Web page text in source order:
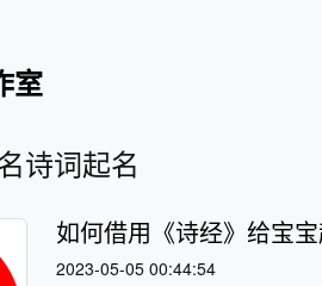
室
诗词起名
如何借用《诗经》给宝宝
2023-05-05 00:44:54